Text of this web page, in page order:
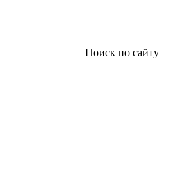
Поиск по сайту